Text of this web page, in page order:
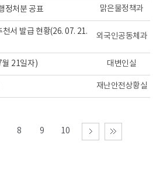
정처분 공표 맑은물정책과
서 발급 현황(26. 07. 21.
외국인공동체과
21일자) 대변인실
재난안전상황실
8 9 10